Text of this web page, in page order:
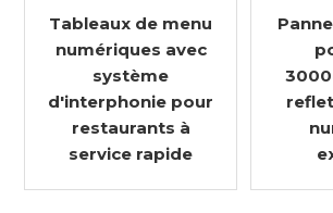
Tableaux de menu
numériques avec
système
d'interphonie pour
restaurants à
service rapide